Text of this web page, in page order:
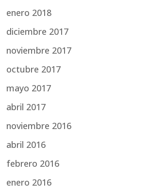
enero 2018
diciembre 2017
noviembre 2017
octubre 2017
mayo 2017
abril 2017
noviembre 2016
abril 2016
febrero 2016
enero 2016